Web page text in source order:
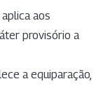
aos
provisório a
a equiparação,